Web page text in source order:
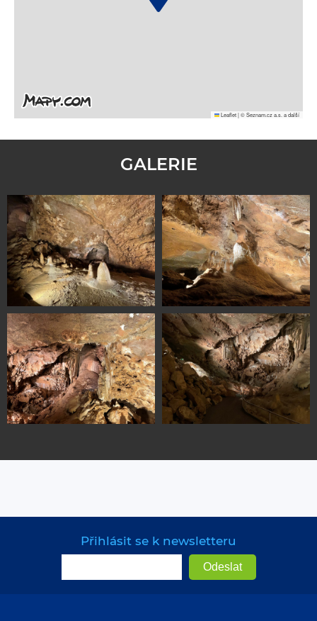
Leaflet|© Seznam.cz a.s. a další
GALERIE
Přihlásit se k newsletteru